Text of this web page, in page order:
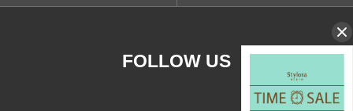
FOLLOW US